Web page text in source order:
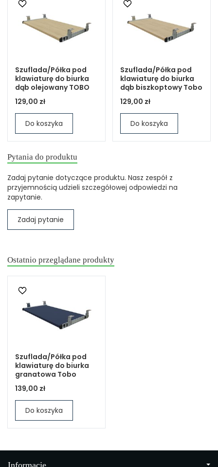
Szuflada/Półka pod
klawiaturę do biurka
dąb olejowany TOBO
129,00 zł
Do koszyka
Szuflada/Półka pod
klawiaturę do biurka
dąb biszkoptowy Tobo
129,00 zł
Do koszyka
Pytania do produktu
Zadaj pytanie dotyczące produktu. Nasz zespół z
przyjemnością udzieli szczegółowej odpowiedzi na
zapytanie.
Zadaj pytanie
Ostatnio przeglądane produkty
Szuflada/Półka pod
klawiaturę do biurka
granatowa Tobo
139,00 zł
Do koszyka